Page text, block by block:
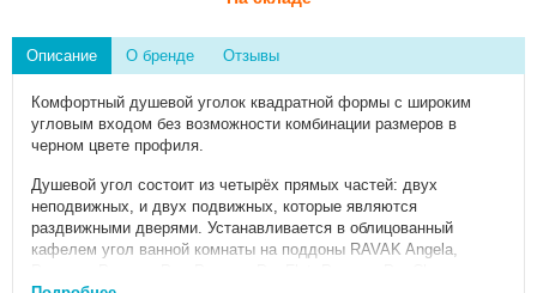
Описание О бренде Отзывы
Комфортный душевой уголок квадратной формы с широким
угловым входом без возможности комбинации размеров в
черном цвете профиля.
Душевой угол состоит из четырёх прямых частей: двух
неподвижных, и двух подвижных, которые являются
раздвижными дверями. Устанавливается в облицованный
кафелем угол ванной комнаты на поддоны RAVAK Angela,